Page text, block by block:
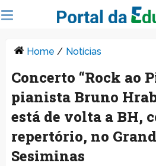
Home / Notícias
Concerto “Rock ao
pianista Bruno
está de volta a BH,
repertório, no
Sesiminas